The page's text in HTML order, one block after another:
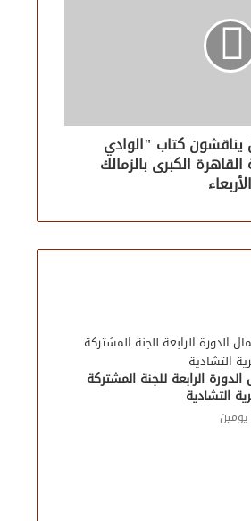
يناقشون كتاب "الوادي
الكبرى بالزمالك
الأربعاء
الدورة الرابعة للجنة المشتركة
التشادية
يومين